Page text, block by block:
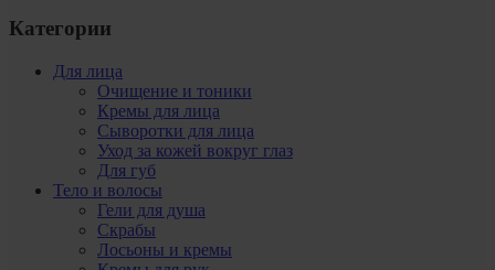
Категории
Для лица
Очищение и тоники
Кремы для лица
Сыворотки для лица
Уход за кожей вокруг глаз
Для губ
Тело и волосы
Гели для душа
Скрабы
Лосьоны и кремы